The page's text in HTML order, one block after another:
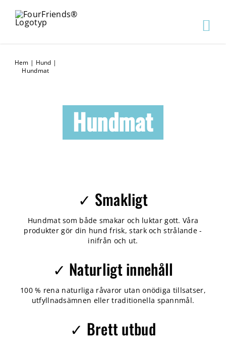
Hem | Hund |
Hundmat
Hundmat
✓ Smakligt
Hundmat som både smakar och luktar gott. Våra
produkter gör din hund frisk, stark och strålande -
inifrån och ut.
✓ Naturligt innehåll
100 % rena naturliga råvaror utan onödiga tillsatser,
utfyllnadsämnen eller traditionella spannmål.
✓ Brett utbud